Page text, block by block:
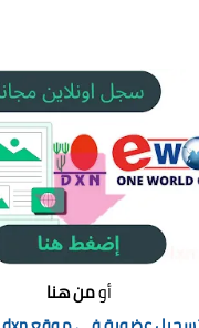
أومن هنا